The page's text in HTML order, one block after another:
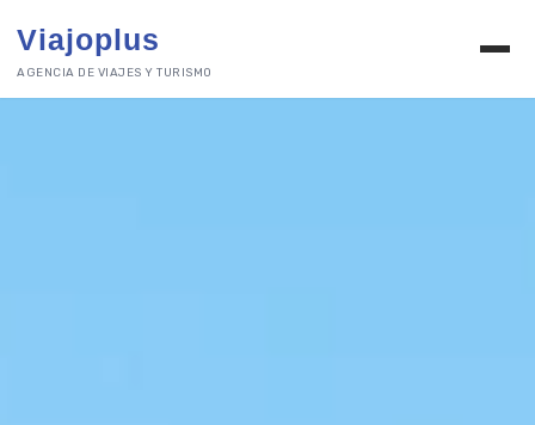
Viajoplus
AGENCIA DE VIAJES Y TURISMO